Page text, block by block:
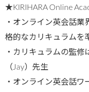
★KIRIHARA Online
・オンライン英会話業
格的なカリキュラムを
・カリキュラムの監修
（Jay）先生
・オンライン英会話